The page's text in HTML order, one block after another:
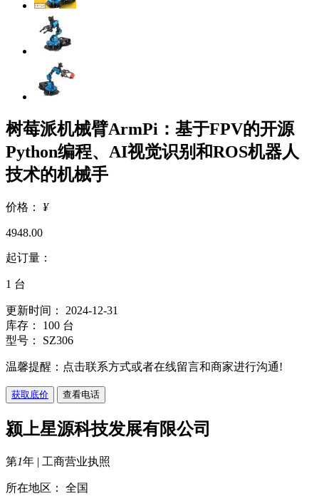
树莓派机械臂ArmPi：基于FPV的开源
Python编程、AI视觉识别和ROS机器人
技术的机械手
价格： ¥
4948.00
起订量：
1 台
更新时间： 2024-12-31
库存： 100 台
型号： SZ306
温馨提醒：点击联系方式或者在线留言和商家进行沟通!
获取底价 查看电话
颍上星源科技发展有限公司
第1年 | 工商营业执照
所在地区： 全国